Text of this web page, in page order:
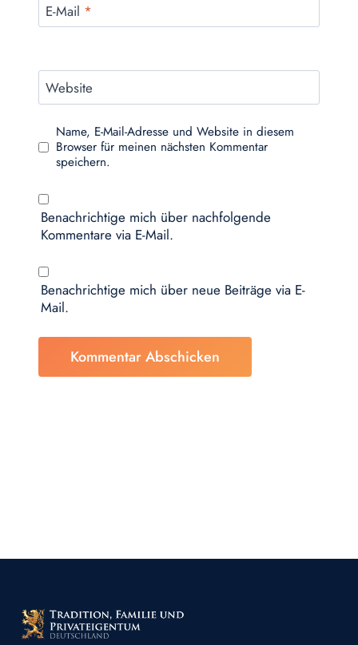
E-Mail *
Website
Name, E-Mail-Adresse und Website in diesem
Browser für meinen nächsten Kommentar
speichern.
Benachrichtige mich über nachfolgende
Kommentare via E-Mail.
Benachrichtige mich über neue Beiträge via E-
Mail.